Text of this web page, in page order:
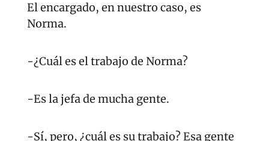
El encargado, en nuestro caso, es
Norma.
-¿Cuál es el trabajo de Norma?
-Es la jefa de mucha gente.
-Sí, pero, ¿cuál es su trabajo? Esa gente